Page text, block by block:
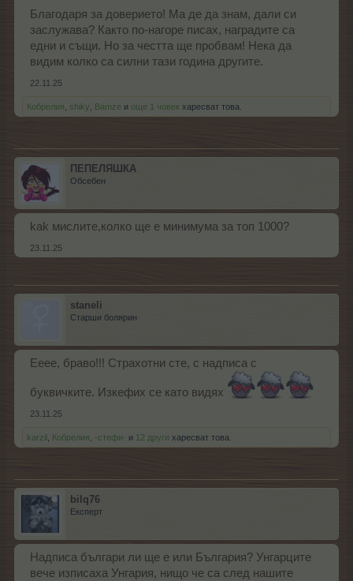
Благодаря за доверието! Ма де да знам, дали си
заслужава? Както по-нагоре писах, наградите са
едни и същи. Но за честта ще пробвам! Нека да
видим колко са силни тази година другите.
22.11.25
Кобрелия shiky Bamze и още 1 човек харесват това.
ПЕПЕЛЯШКА
Обсебен
kak мислите,колко ще е минимума за топ 1000?
23.11.25
staneli
Старши болярин
Ееее, браво!!! Страхотни сте, с надписа с
буквичките. Изкефих се като видях
23.11.25
karzil Кобрелия -стефи- и 12 други харесват това.
bilq76
Експерт
Надписа българи ли ще е или България? Унгарците
вече изписаха Унгария, нищо че са след нашите